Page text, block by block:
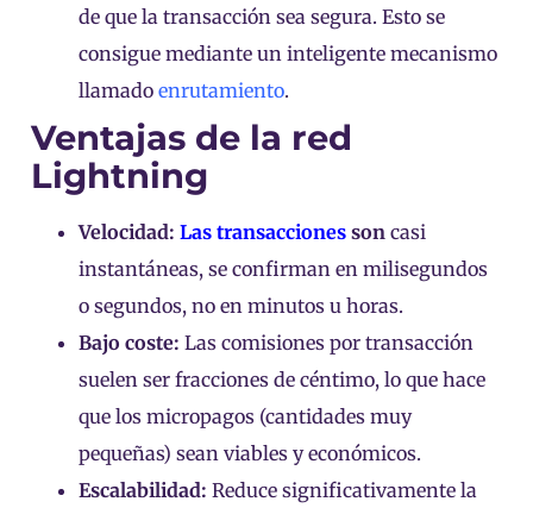
de que la transacción sea segura. Esto se
consigue mediante un inteligente mecanismo
llamado enrutamiento.
Ventajas de la red
Lightning
Velocidad: Las transacciones son casi
instantáneas, se confirman en milisegundos
o segundos, no en minutos u horas.
Bajo coste: Las comisiones por transacción
suelen ser fracciones de céntimo, lo que hace
que los micropagos (cantidades muy
pequeñas) sean viables y económicos.
Escalabilidad: Reduce significativamente la